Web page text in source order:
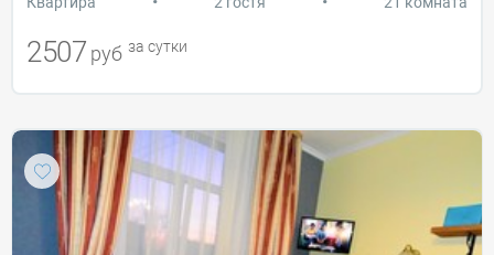
2507 руб за сутки